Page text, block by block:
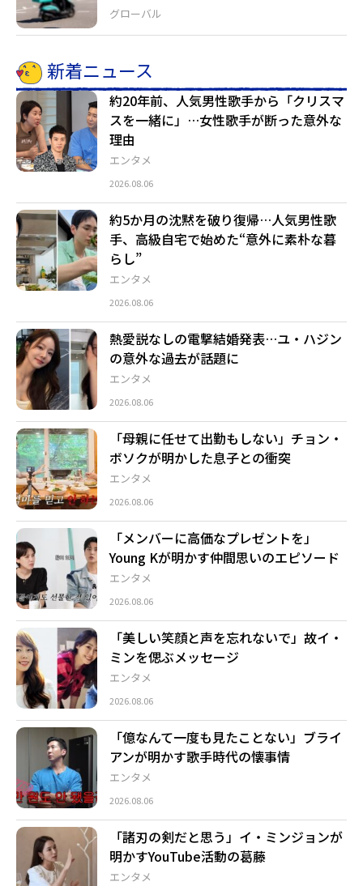
グローバル
新着ニュース
エンタメ
約20年前、人気男性歌手から「クリスマ
スを一緒に」…女性歌手が断った意外な
理由
2026.08.06
エンタメ
約5か月の沈黙を破り復帰…人気男性歌
手、高級自宅で始めた“意外に素朴な暮
らし”
2026.08.06
エンタメ
熱愛説なしの電撃結婚発表…ユ・ハジン
の意外な過去が話題に
2026.08.06
エンタメ
「母親に任せて出勤もしない」チョン・
ボソクが明かした息子との衝突
2026.08.06
エンタメ
「メンバーに高価なプレゼントを」
Young Kが明かす仲間思いのエピソード
2026.08.06
エンタメ
「美しい笑顔と声を忘れないで」故イ・
ミンを偲ぶメッセージ
2026.08.06
エンタメ
「億なんて一度も見たことない」ブライ
アンが明かす歌手時代の懐事情
2026.08.06
エンタメ
「諸刃の剣だと思う」イ・ミンジョンが
明かすYouTube活動の葛藤